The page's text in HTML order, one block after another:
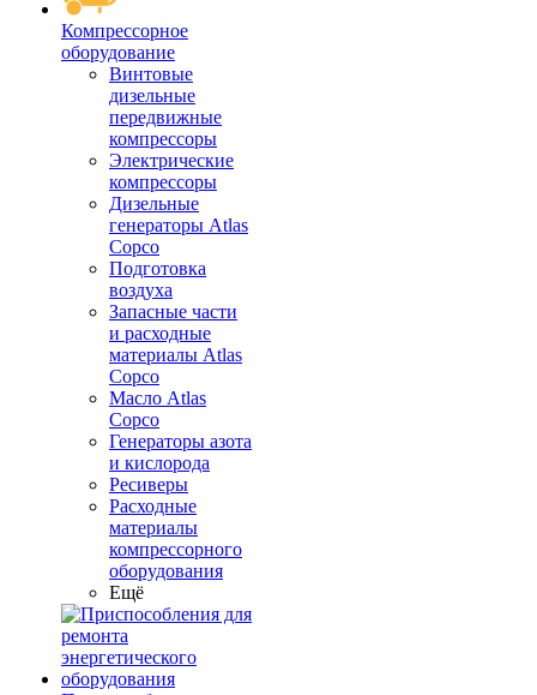
Компрессорное
оборудование
Винтовые
дизельные
передвижные
компрессоры
Электрические
компрессоры
Дизельные
генераторы Atlas
Copco
Подготовка
воздуха
Запасные части
и расходные
материалы Atlas
Copco
Масло Atlas
Copco
Генераторы азота
и кислорода
Ресиверы
Расходные
материалы
компрессорного
оборудования
Ещё